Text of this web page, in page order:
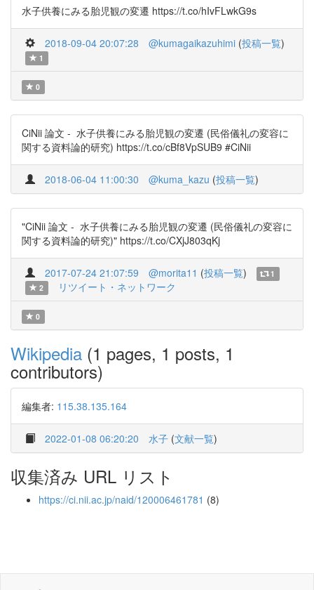
水子供養にみる胎児観の変遷 https://t.co/hIvFLwkG9s
2018-09-04 20:07:28 @kumagaikazuhimi (投稿一覧)
1
0
CiNii 論文 - 水子供養にみる胎児観の変遷 (民俗儀礼の変容に
関する資料論的研究) https://t.co/cBf8VpSUB9 #CiNii
2018-06-04 11:00:30 @kuma_kazu (投稿一覧)
"CiNii 論文 - 水子供養にみる胎児観の変遷 (民俗儀礼の変容に
関する資料論的研究)" https://t.co/CXjJ803qKj
2017-07-24 21:07:59 @morita11 (投稿一覧)
1
2
リツイート・ネットワーク
0
Wikipedia (1 pages, 1 posts, 1
contributors)
編集者: 115.38.135.164
2022-01-08 06:20:20 水子 (文献一覧)
収集済み URL リスト
https://ci.nii.ac.jp/naid/120006461781 (8)